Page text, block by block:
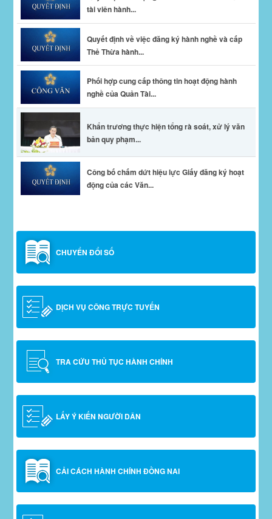
tài viên hành...
Quyết định về việc đăng ký hành nghề và cấp
Thẻ Thừa hành...
Phối hợp cung cấp thông tin hoạt động hành
nghề của Quản Tài...
Khẩn trương thực hiện tổng rà soát, xử lý văn
bản quy phạm...
Công bố chấm dứt hiệu lực Giấy đăng ký hoạt
động của các Văn...
CHUYỂN ĐỔI SỐ
DỊCH VỤ CÔNG TRỰC TUYẾN
TRA CỨU THỦ TỤC HÀNH CHÍNH
LẤY Ý KIẾN NGƯỜI DÂN
CẢI CÁCH HÀNH CHÍNH ĐỒNG NAI